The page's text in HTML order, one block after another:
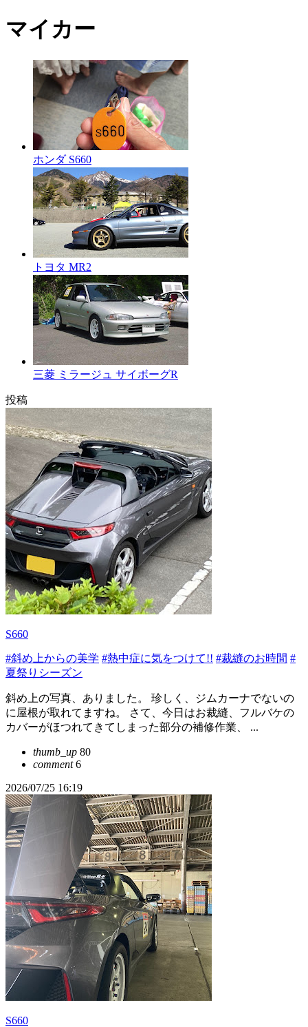
マイカー
ホンダ S660
トヨタ MR2
三菱 ミラージュ サイボーグR
投稿
S660
#斜め上からの美学 #熱中症に気をつけて!! #裁縫のお時間 #
夏祭りシーズン
斜め上の写真、ありました。 珍しく、ジムカーナでないの
に屋根が取れてますね。 さて、今日はお裁縫、フルバケの
カバーがほつれてきてしまった部分の補修作業、 ...
thumb_up 80
comment6
2026/07/25 16:19
S660